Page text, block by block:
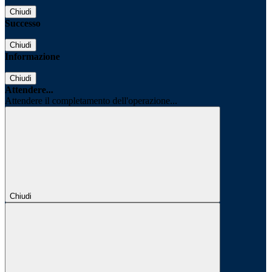
Chiudi
Successo
Chiudi
Informazione
Chiudi
Attendere...
Attendere il completamento dell'operazione...
Chiudi